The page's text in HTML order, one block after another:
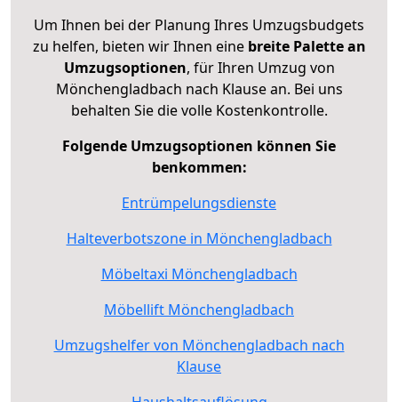
Um Ihnen bei der Planung Ihres Umzugsbudgets
zu helfen, bieten wir Ihnen eine breite Palette an
Umzugsoptionen, für Ihren Umzug von
Mönchengladbach nach Klause an. Bei uns
behalten Sie die volle Kostenkontrolle.
Folgende Umzugsoptionen können Sie
benkommen:
Entrümpelungsdienste
Halteverbotszone in Mönchengladbach
Möbeltaxi Mönchengladbach
Möbellift Mönchengladbach
Umzugshelfer von Mönchengladbach nach
Klause